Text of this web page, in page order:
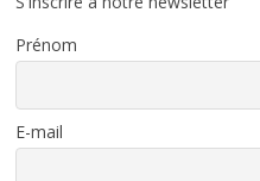
Prénom
E-mail